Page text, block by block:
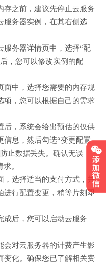
存之前，建议先停止云服务
服务器实例，在其右侧选
服务器详情页中，选择“配
，您可以修改实例的配
面中，选择您需要的内存规
项，您可以根据自己的需求
后，系统会给出预估的仅供
信息，然后勾选“变更配置
止数据丢失。确认无误
。
，选择适当的支付方式，并
进行配置变更，稍等片刻即
成后，您可以启动云服务
会对云服务器的计费产生影
变化。确保您已了解相关费